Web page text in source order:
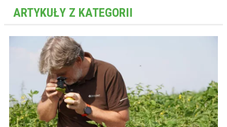
ARTYKUŁY Z KATEGORII